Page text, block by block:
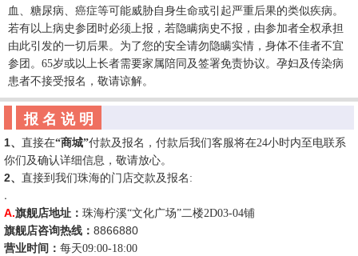
血、糖尿病、癌症等可能威胁自身生命或引起严重后果的类似疾病。
若有以上病史参团时必须上报，若隐瞒病史不报，由参加者全权承担
由此引发的一切后果。为了您的安全请勿隐瞒实情，身体不佳者不宜
参团。 65岁或以上长者需要家属陪同及签署免责协议。孕妇及传染病
患者不接受报名，敬请谅解。
报 名 说 明
1、 直接在“商城”付款及报名，付款后我们客服将在24小时内至电联系
你们及确认详细信息，敬请放心。
2、 直接到我们珠海的门店交款及报名 :
.
A.旗舰店地址 ： 珠海柠溪“文化广场”二楼2D03-04铺
旗舰店咨询热线： 8866880
营业时间： 每天09:00-18:00